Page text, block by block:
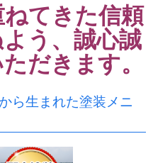
てきた信頼
う、誠心誠
だきます。
ら生まれた塗装メニ